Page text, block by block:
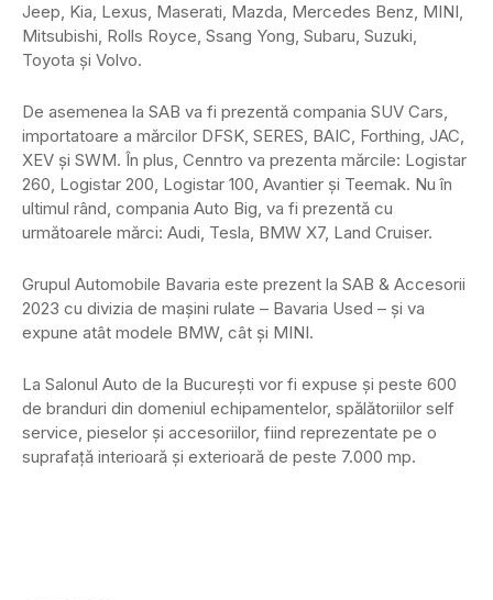
Jeep, Kia, Lexus, Maserati, Mazda, Mercedes Benz, MINI,
Mitsubishi, Rolls Royce, Ssang Yong, Subaru, Suzuki,
Toyota şi Volvo.
De asemenea la SAB va fi prezentă compania SUV Cars,
importatoare a mărcilor DFSK, SERES, BAIC, Forthing, JAC,
XEV şi SWM. În plus, Cenntro va prezenta mărcile: Logistar
260, Logistar 200, Logistar 100, Avantier şi Teemak. Nu în
ultimul rând, compania Auto Big, va fi prezentă cu
următoarele mărci: Audi, Tesla, BMW X7, Land Cruiser.
Grupul Automobile Bavaria este prezent la SAB & Accesorii
2023 cu divizia de maşini rulate – Bavaria Used – şi va
expune atât modele BMW, cât şi MINI.
La Salonul Auto de la Bucureşti vor fi expuse şi peste 600
de branduri din domeniul echipamentelor, spălătoriilor self
service, pieselor şi accesoriilor, fiind reprezentate pe o
suprafaţă interioară şi exterioară de peste 7.000 mp.